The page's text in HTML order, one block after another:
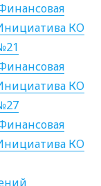
КО
КО
КО